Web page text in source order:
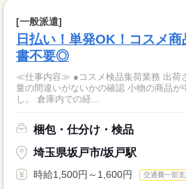
[一般派遣]
日払い！単発OK！コスメ
書不要◎
≪仕事内容≫ ●コスメ検品集荷業務 出荷
量の間違いがないかの確認 小物の商品が中心なので、重いものな
し。 倉庫内での経...
梱包・仕分け・検品
埼玉県坂戸市/坂戸駅
時給1,500円～1,600円 交通費一部